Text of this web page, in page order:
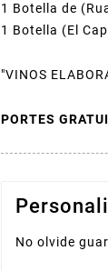
1 Botella de
1 Botella (El
"VINOS
PORTES
No olvide